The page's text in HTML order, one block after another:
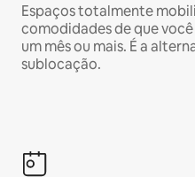
Espaços totalmente
comodidades de que
um mês ou mais. É a
sublocação.